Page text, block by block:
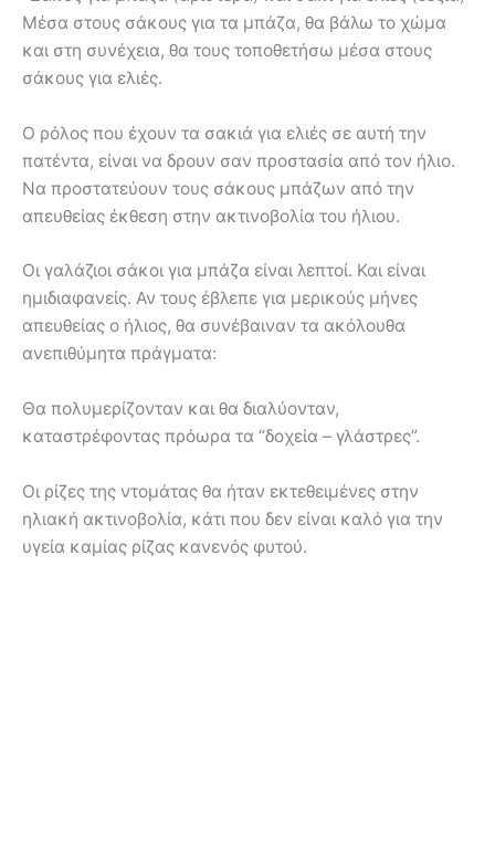
Μέσα στους σάκους για τα μπάζα, θα βάλω το χώμα
και στη συνέχεια, θα τους τοποθετήσω μέσα στους
σάκους για ελιές.
Ο ρόλος που έχουν τα σακιά για ελιές σε αυτή την
πατέντα, είναι να δρουν σαν προστασία από τον ήλιο.
Να προστατεύουν τους σάκους μπάζων από την
απευθείας έκθεση στην ακτινοβολία του ήλιου.
Οι γαλάζιοι σάκοι για μπάζα είναι λεπτοί. Και είναι
ημιδιαφανείς. Αν τους έβλεπε για μερικούς μήνες
απευθείας ο ήλιος, θα συνέβαιναν τα ακόλουθα
ανεπιθύμητα πράγματα:
Θα πολυμερίζονταν και θα διαλύονταν,
καταστρέφοντας πρόωρα τα “δοχεία – γλάστρες”.
Οι ρίζες της ντομάτας θα ήταν εκτεθειμένες στην
ηλιακή ακτινοβολία, κάτι που δεν είναι καλό για την
υγεία καμίας ρίζας κανενός φυτού.